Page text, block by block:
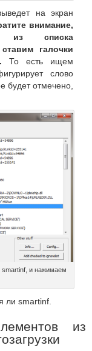
на экран
внимание,
списка
галочки
То есть ищем
слово
будет отмечено,
smartinf, и нажимаем
ли smartinf.
из